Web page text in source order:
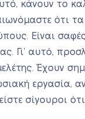
κάνουν το
ότι
Είναι
Γι’ αυτό,
Έχουν
εργασία,
σίγουροι